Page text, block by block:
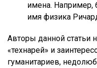
имена. Например,
имя физика
Авторы данной статьи
«технарей» и
гуманитариев,